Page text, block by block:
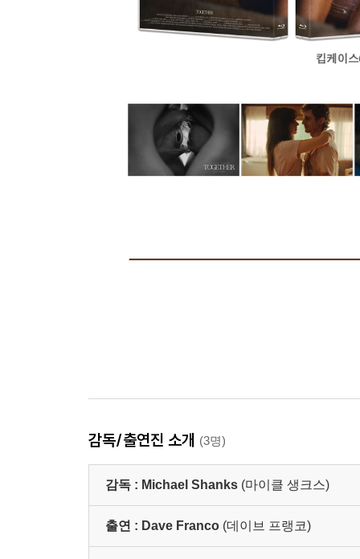
감독/출연진 소개 (3명)
감독 : Michael Shanks (마이클 생크스)
출연 : Dave Franco (데이브 프랭코)